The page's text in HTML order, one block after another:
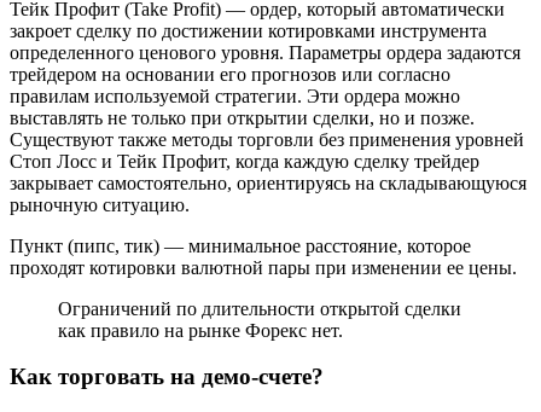
Тейк Профит (Take Profit) — ордер, который автоматически
закроет сделку по достижении котировками инструмента
определенного ценового уровня. Параметры ордера задаются
трейдером на основании его прогнозов или согласно
правилам используемой стратегии. Эти ордера можно
выставлять не только при открытии сделки, но и позже.
Существуют также методы торговли без применения уровней
Стоп Лосс и Тейк Профит, когда каждую сделку трейдер
закрывает самостоятельно, ориентируясь на складывающуюся
рыночную ситуацию.
Пункт (пипс, тик) — минимальное расстояние, которое
проходят котировки валютной пары при изменении ее цены.
Ограничений по длительности открытой сделки
как правило на рынке Форекс нет.
Как торговать на демо-счете?